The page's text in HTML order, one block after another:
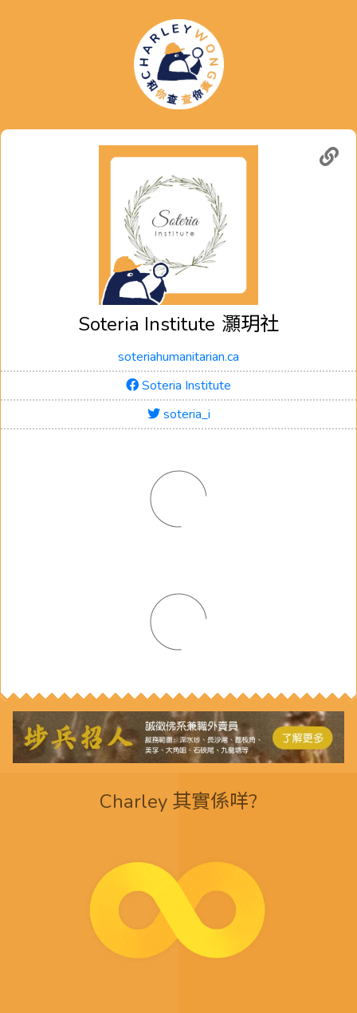
Soteria Institute 灝玥社
soteriahumanitarian.ca
Soteria Institute
soteria_i
Charley 其實係咩?